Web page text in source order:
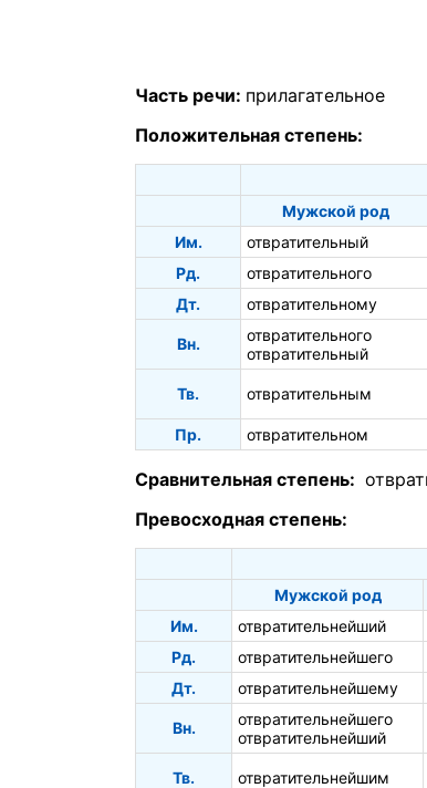
Часть речи: прилагательное
Положительная степень:
Мужской род
Им.
отвратительный
Рд.
отвратительного
Дт.
отвратительному
Вн.
отвратительного
отвратительный
Тв. отвратительным
Пр. отвратительном
Сравнительная степень:
Превосходная степень:
Мужской род
Им.
отвратительнейший
Рд.
отвратительнейшего
Дт.
отвратительнейшему
Вн.
отвратительнейшего
отвратительнейший
Тв. отвратительнейшим